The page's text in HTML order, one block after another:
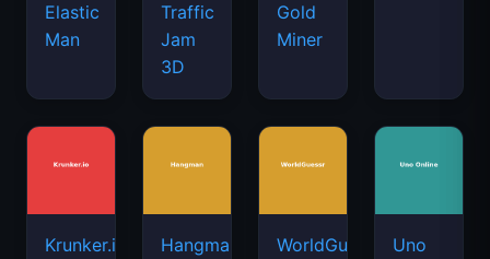
Elastic
Man
Traffic
Jam
3D
Gold
Miner
Krunker.io Hangman WorldGuessr
Uno